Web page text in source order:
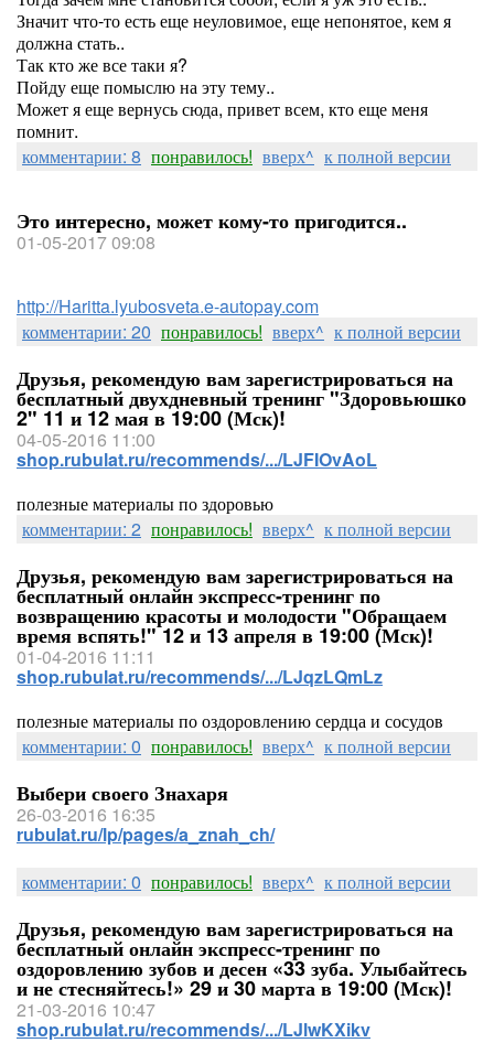
Значит что-то есть еще неуловимое, еще непонятое, кем я
должна стать..
Так кто же все таки я?
Пойду еще помыслю на эту тему..
Может я еще вернусь сюда, привет всем, кто еще меня
помнит.
комментарии: 8 понравилось! вверх^ к полной версии
Это интересно, может кому-то пригодится..
01-05-2017 09:08
http://Haritta.lyubosveta.e-autopay.com
комментарии: 20 понравилось! вверх^ к полной версии
Друзья, рекомендую вам зарегистрироваться на
бесплатный двухдневный тренинг "Здоровьюшко
2" 11 и 12 мая в 19:00 (Мск)!
04-05-2016 11:00
shop.rubulat.ru/recommends/.../LJFIOvAoL
полезные материалы по здоровью
комментарии: 2 понравилось! вверх^ к полной версии
Друзья, рекомендую вам зарегистрироваться на
бесплатный онлайн экспресс-тренинг по
возвращению красоты и молодости "Обращаем
время вспять!" 12 и 13 апреля в 19:00 (Мск)!
01-04-2016 11:11
shop.rubulat.ru/recommends/.../LJqzLQmLz
полезные материалы по оздоровлению сердца и сосудов
комментарии: 0 понравилось! вверх^ к полной версии
Выбери своего Знахаря
26-03-2016 16:35
rubulat.ru/lp/pages/a_znah_ch/
комментарии: 0 понравилось! вверх^ к полной версии
Друзья, рекомендую вам зарегистрироваться на
бесплатный онлайн экспресс-тренинг по
оздоровлению зубов и десен «33 зуба. Улыбайтесь
и не стесняйтесь!» 29 и 30 марта в 19:00 (Мск)!
21-03-2016 10:47
shop.rubulat.ru/recommends/.../LJlwKXikv